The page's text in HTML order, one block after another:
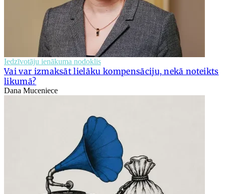
Iedzīvotāju ienākuma nodoklis
Vai var izmaksāt lielāku kompensāciju, nekā noteikts
likumā?
Dana Muceniece